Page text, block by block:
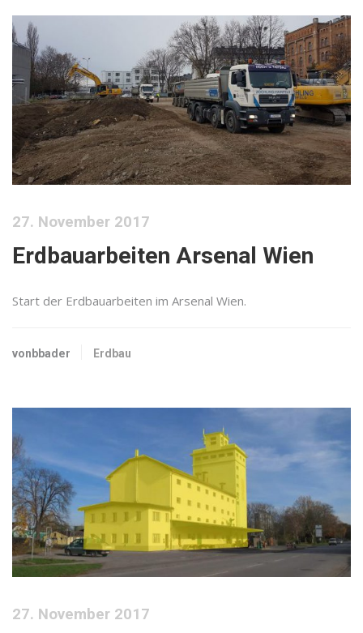
27. November 2017
Erdbauarbeiten Arsenal Wien
Start der Erdbauarbeiten im Arsenal Wien.
vonbbader Erdbau
27. November 2017